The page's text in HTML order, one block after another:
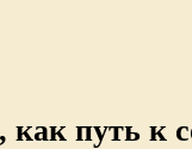
как путь к